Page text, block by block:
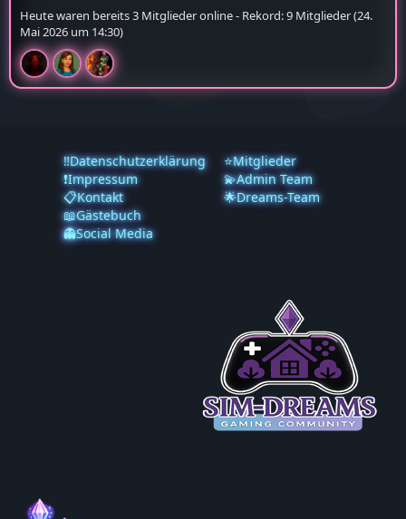
Heute waren bereits 3 Mitglieder online - Rekord: 9 Mitglieder (24.
Mai 2026 um 14:30)
‼️Datenschutzerklärung
❗️Impressum
📋Kontakt
📖Gästebuch
👻Social Media
⭐Mitglieder
💫Admin Team
🌟Dreams-Team